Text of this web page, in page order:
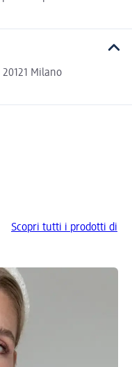
20121 Milano
Scopri tutti i prodotti di